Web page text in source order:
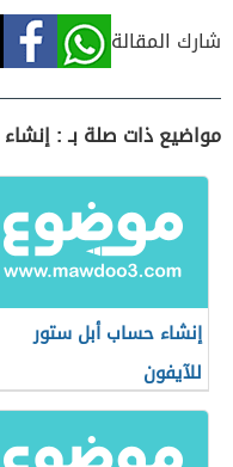
شارك المقالة
مواضيع ذات صلة بـ :
إنشاء حساب أبل ستور
للآيفون